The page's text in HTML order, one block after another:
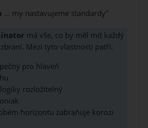
... my nastavujeme standardy"
má vše, co by měl mít každý
Mezi tyto vlastnosti patří:
pro hlaveň
rozložitelný
horizontu zabraňuje korozi